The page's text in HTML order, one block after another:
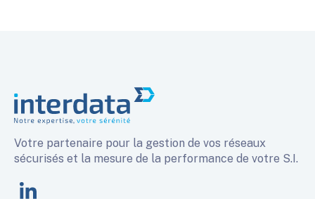
Votre partenaire pour la gestion de vos réseaux
sécurisés et la mesure de la performance de votre S.I.
linkedin